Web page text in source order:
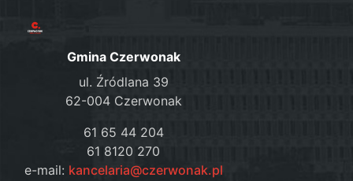
Gmina Czerwonak
ul. Źródlana 39
62-004 Czerwonak
61 65 44 204
61 8120 270
e-mail: kancelaria@czerwonak.pl